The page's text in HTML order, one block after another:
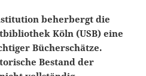
beherbergt die
Köln (USB) eine
Bücherschätze.
Bestand der